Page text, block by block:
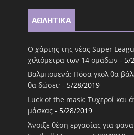
ΑΘΛΗΤΙΚΑ
Ο χάρτης της νέας Super
χιλιόμετρα των 14 ομάδων - 5/
Βαλμπουενά: Πόσα γκολ θα
θα δώσει; - 5/28/2019
Luck of the mask: Τυχεροί και
μάσκας - 5/28/2019
Άνοιξε θέση εργασίας για